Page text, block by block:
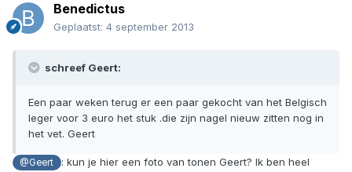
Benedictus
Geplaatst: 4 september 2013
schreef Geert:
Een paar weken terug er een paar gekocht van het Belgisch
leger voor 3 euro het stuk .die zijn nagel nieuw zitten nog in
het vet. Geert
@Geert
: kun je hier een foto van tonen Geert? Ik ben heel